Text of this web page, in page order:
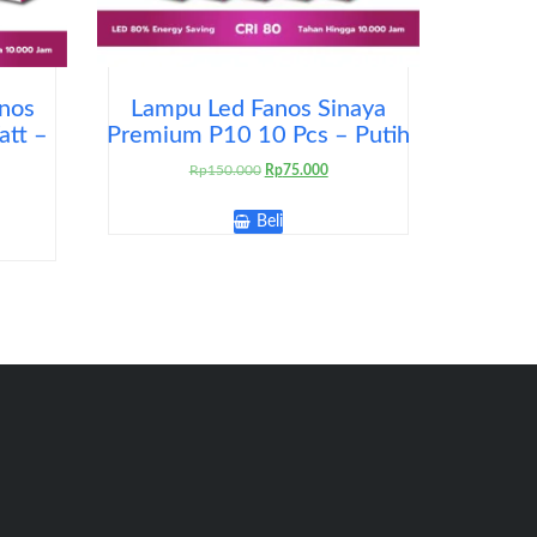
–
Lampu Led Fanos Sinaya
Premium P10 10 Pcs – Putih
Rp150.000 Harga
adalah:
Rp150.000.
Rp75.000Harga
Beli